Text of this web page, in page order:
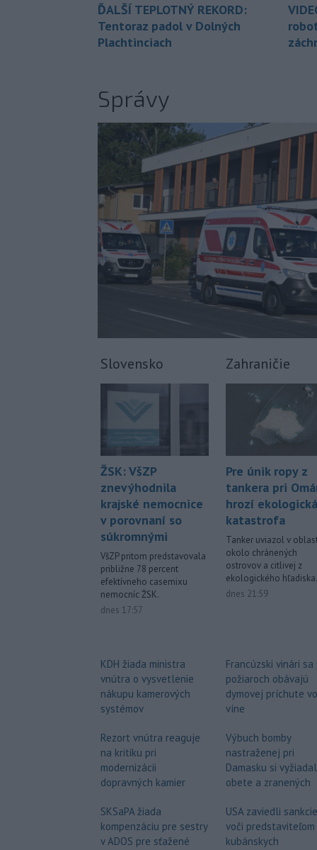
ĎALŠÍ TEPLOTNÝ REKORD:
Tentoraz padol v Dolných
Plachtinciach
Správy
Slovensko
ŽSK: VšZP
znevýhodnila
krajské nemocnice
v porovnaní so
súkromnými
VšZP pritom predstavovala
približne 78 percent
efektívneho casemixu
nemocníc ŽSK.
dnes 17:57
KDH žiada ministra
vnútra o vysvetlenie
nákupu kamerových
systémov
Rezort vnútra reaguje
na kritiku pri
modernizácii
dopravných kamier
SKSaPA žiada
kompenzáciu pre sestry
v ADOS pre sťažené
Zahraničie
Pre únik ropy z
tankera pri
hrozí ekologická
katastrofa
Tanker uviazol v
okolo chránených
ostrovov a citlivej z
ekologického hľadiska.
dnes 21:59
Francúzski vinári sa
požiaroch obávajú
dymovej príchute vo
víne
Výbuch bomby
nastraženej pri
Damasku si vyžiadal
obete a zranených
USA zaviedli sankcie
voči predstaviteľom
kubánskych